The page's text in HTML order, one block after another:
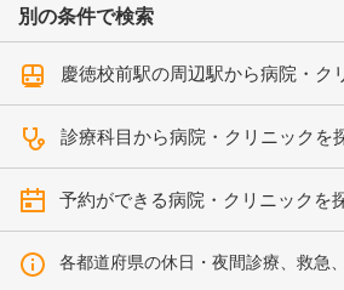
別の条件で検索
慶徳校前駅の周辺駅から病院・ク
診療科目から病院・クリニックを
予約ができる病院・クリニックを
各都道府県の休日・夜間診療、救急